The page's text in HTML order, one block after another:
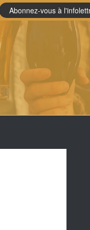
Abonnez-vous à